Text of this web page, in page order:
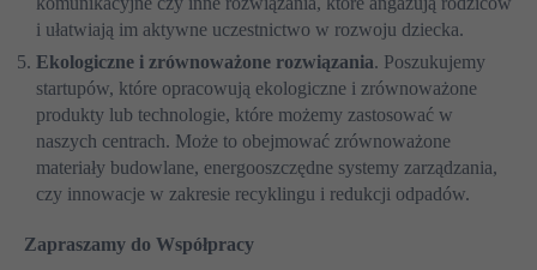
i ułatwiają im aktywne uczestnictwo w rozwoju dziecka.
Ekologiczne i zrównoważone rozwiązania. Poszukujemy
startupów, które opracowują ekologiczne i zrównoważone
produkty lub technologie, które możemy zastosować w
naszych centrach. Może to obejmować zrównoważone
materiały budowlane, energooszczędne systemy zarządzania,
czy innowacje w zakresie recyklingu i redukcji odpadów.
Zapraszamy do Współpracy